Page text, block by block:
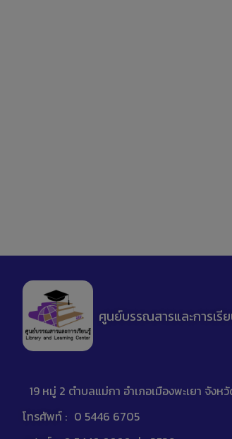
ศูนย์บรรณสารและการเรี
19 หมู่ 2 ตำบลแม่กา อำเภอเมืองพะเยา จังห
โทรศัพท์ : 0 5446 6705